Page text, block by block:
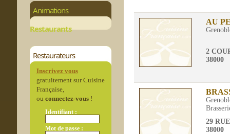
Animations
Restaurants
Restaurateurs
Inscrivez vous
gratuitement sur Cuisine
Française,
ou connectez-vous!
Identifiant :
Mot de passe :
AU
2
38000
29
38000